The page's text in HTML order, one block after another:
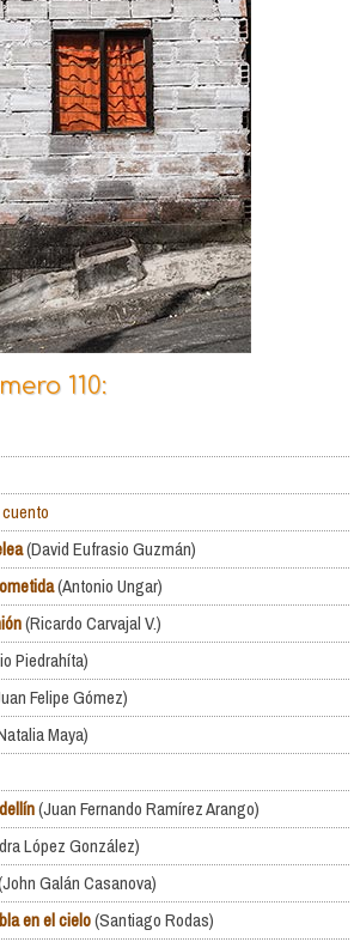
110:
(David Eufrasio Guzmán)
(Antonio Ungar)
(Ricardo Carvajal V.)
Piedrahíta)
Felipe Gómez)
Maya)
(Juan Fernando Ramírez Arango)
López González)
Galán Casanova)
en el cielo(Santiago Rodas)